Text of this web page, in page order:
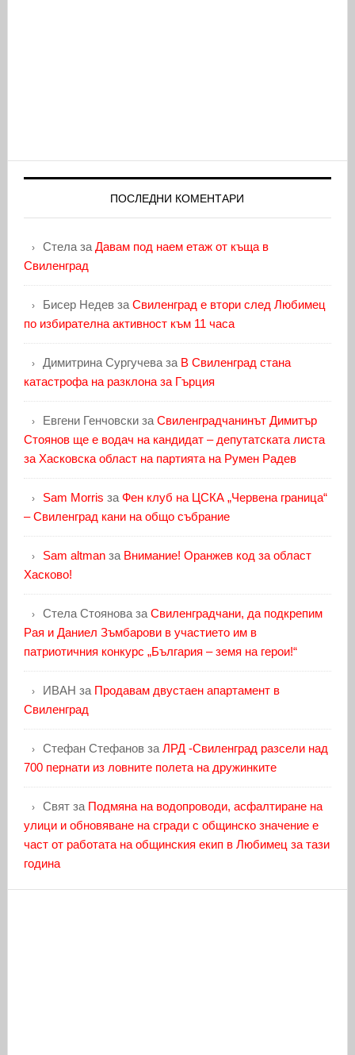
ПОСЛЕДНИ КОМЕНТАРИ
Стелаза Давам под наем етаж от къща в
Свиленград
Бисер Недевза Свиленград е втори след Любимец
по избирателна активност към 11 часа
Димитрина Сургучеваза В Свиленград стана
катастрофа на разклона за Гърция
Евгени Генчовскиза Свиленградчанинът Димитър
Стоянов ще е водач на кандидат – депутатската листа
за Хасковска област на партията на Румен Радев
Sam Morris за Фен клуб на ЦСКА „Червена граница“
– Свиленград кани на общо събрание
Sam altmanза Внимание! Оранжев код за област
Хасково!
Стела Стояноваза Свиленградчани, да подкрепим
Рая и Даниел Зъмбарови в участието им в
патриотичния конкурс „България – земя на герои!“
ИВАН за Продавам двустаен апартамент в
Свиленград
Стефан Стефановза ЛРД -Свиленград разсели над
700 пернати из ловните полета на дружинките
Святза Подмяна на водопроводи, асфалтиране на
улици и обновяване на сгради с общинско значение е
част от работата на общинския екип в Любимец за тази
година